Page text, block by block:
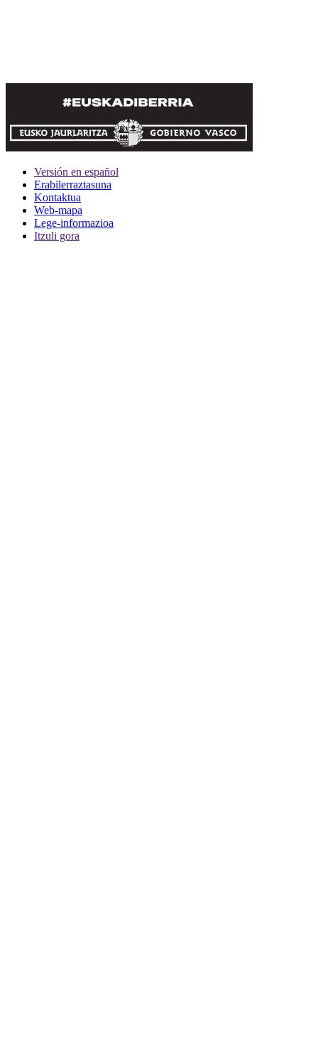
Versión en español
Erabilerraztasuna
Kontaktua
Web-mapa
Lege-informazioa
Itzuli gora